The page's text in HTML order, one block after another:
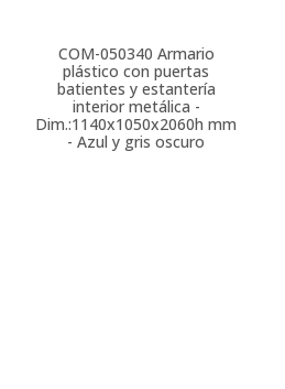
COM-050340 Armario
plástico con puertas
batientes y estantería
interior metálica -
Dim.:1140x1050x2060h mm
- Azul y gris oscuro